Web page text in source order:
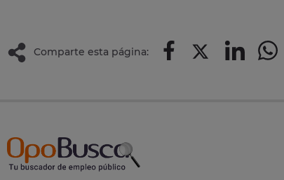
Comparte esta página: